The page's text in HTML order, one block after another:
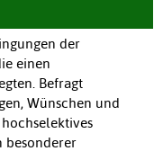
der
einen
Befragt
Wünschen und
besonderer